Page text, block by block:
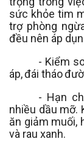
sức khỏe tim
trợ phòng
đều nên áp
- Kiểm
áp, đái tháo
- Hạn
nhiều dầu mỡ.
ăn giảm muối,
và rau xanh.